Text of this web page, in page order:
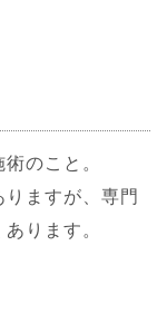
のこと。
ますが、専門
ります。